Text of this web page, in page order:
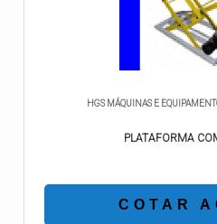
HGS MÁQUINAS E
PLATAFORMA
COTAR